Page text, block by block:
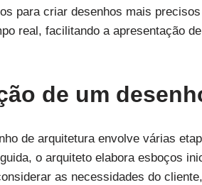
para criar desenhos mais
real, facilitando a apresentação
de um
de arquitetura envolve várias
o arquiteto elabora esboços
as necessidades do